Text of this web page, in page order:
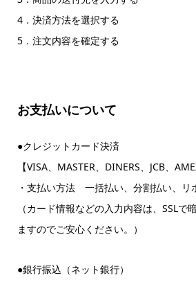
4．決済方法を選択する
5．注文内容を確定する
お支払いについて
●クレジットカード決済
【VISA、MASTER、DINERS、JCB、
・支払い方法 一括払い、分割払い、リ
（カード情報などの入力内容は、SSLで
ますのでご安心ください。）
●銀行振込（ネット銀行）